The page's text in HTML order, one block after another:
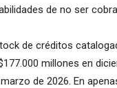
de no ser
de créditos
millones en
de 2026. En